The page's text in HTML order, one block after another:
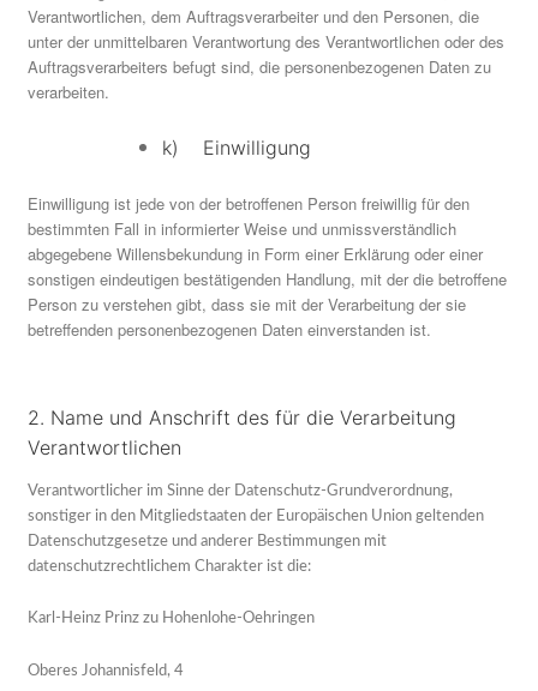
Verantwortlichen, dem Auftragsverarbeiter und den Personen, die
unter der unmittelbaren Verantwortung des Verantwortlichen oder des
Auftragsverarbeiters befugt sind, die personenbezogenen Daten zu
verarbeiten.
k) Einwilligung
Einwilligung ist jede von der betroffenen Person freiwillig für den
bestimmten Fall in informierter Weise und unmissverständlich
abgegebene Willensbekundung in Form einer Erklärung oder einer
sonstigen eindeutigen bestätigenden Handlung, mit der die betroffene
Person zu verstehen gibt, dass sie mit der Verarbeitung der sie
betreffenden personenbezogenen Daten einverstanden ist.
2. Name und Anschrift des für die Verarbeitung
Verantwortlichen
Verantwortlicher im Sinne der Datenschutz-Grundverordnung,
sonstiger in den Mitgliedstaaten der Europäischen Union geltenden
Datenschutzgesetze und anderer Bestimmungen mit
datenschutzrechtlichem Charakter ist die:
Karl-Heinz Prinz zu Hohenlohe-Oehringen
Oberes Johannisfeld, 4